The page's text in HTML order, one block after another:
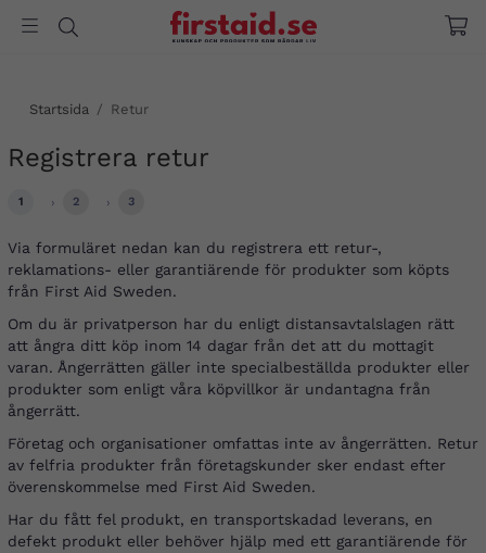
Startsida / Retur
Registrera retur
1 › 2 › 3
Via formuläret nedan kan du registrera ett retur-,
reklamations- eller garantiärende för produkter som köpts
från First Aid Sweden.
Om du är privatperson har du enligt distansavtalslagen rätt
att ångra ditt köp inom 14 dagar från det att du mottagit
varan. Ångerrätten gäller inte specialbeställda produkter eller
produkter som enligt våra köpvillkor är undantagna från
ångerrätt.
Företag och organisationer omfattas inte av ångerrätten. Retur
av felfria produkter från företagskunder sker endast efter
överenskommelse med First Aid Sweden.
Har du fått fel produkt, en transportskadad leverans, en
defekt produkt eller behöver hjälp med ett garantiärende för